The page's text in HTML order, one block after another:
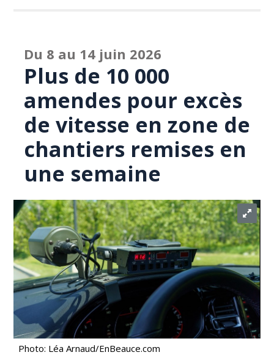
Du 8 au 14 juin 2026
Plus de 10 000
amendes pour excès
de vitesse en zone de
chantiers remises en
une semaine
Photo: Léa Arnaud/EnBeauce.com